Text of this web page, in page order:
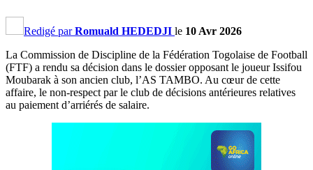
Redigé parRomuald HEDEDJI le 10 Avr 2026
La Commission de Discipline de la Fédération Togolaise de Football
(FTF) a rendu sa décision dans le dossier opposant le joueur Issifou
Moubarak à son ancien club, l’AS TAMBO. Au cœur de cette
affaire, le non-respect par le club de décisions antérieures relatives
au paiement d’arriérés de salaire.